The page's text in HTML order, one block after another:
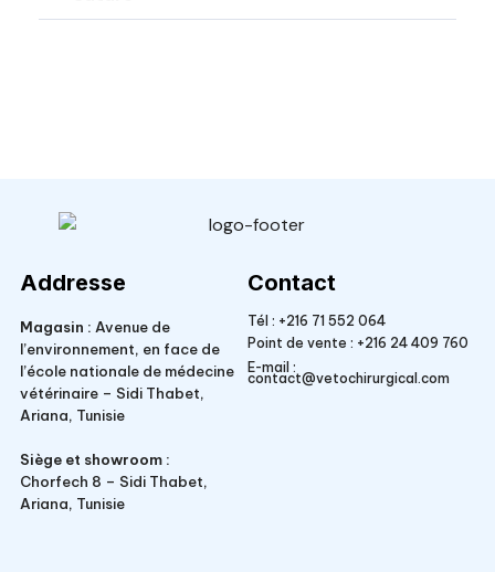
Addresse
Magasin : Avenue de
l’environnement, en face de
l’école nationale de médecine
vétérinaire – Sidi Thabet,
Ariana, Tunisie
Siège et showroom :
Chorfech 8 – Sidi Thabet,
Ariana, Tunisie
Contact
Tél : +216 71 552 064
Point de vente : +216 24 409 760
E-mail :
contact@vetochirurgical.com